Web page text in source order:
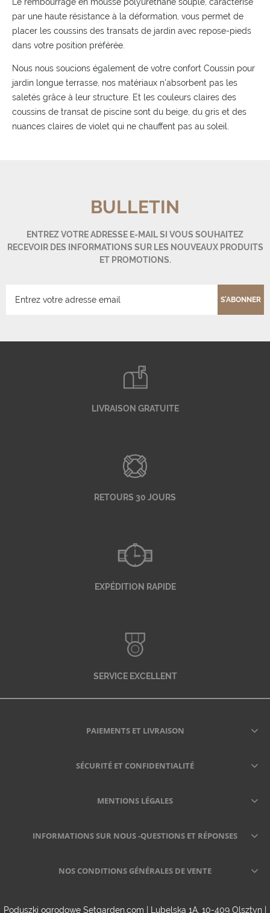
par une haute résistance à la déformation, vous permet de
placer les coussins des transats de jardin avec repose-pieds
dans votre position préférée.
Nous nous soucions également de votre confort Coussin pour
jardin longue terrasse, nos matériaux n'absorbent pas les
saletés grâce à leur structure. Et les couleurs claires des
coussins de transat de piscine sont du beige, du gris et des
nuances claires de violet qui ne chauffent pas au soleil.
BULLETIN
ENTREZ VOTRE ADRESSE E-MAIL SI VOUS SOUHAITEZ
RECEVOIR DES INFORMATIONS SUR LES NOUVEAUX PRODUITS
ET PROMOTIONS.
S'ABONNER
LIVRAISON GRATUITE
RETOURS 30 JOURS
EXPÉDITION RAPIDE
SERVICE EXCELLENT
PAIEMENTS ET LIVRAISON
SÉCURITÉ ET CONFIDENTIALITÉ
MENTIONS LÉGALES
INFORMATIONS SUR NOUS -QUESTIONS ET RÉPONSES
NOS CONDITIONS GÉNÉRALES DE VENTE
Poduszki ogrodowe Setgarden.com | Lubelska 1A, 10-409 Olsztyn |